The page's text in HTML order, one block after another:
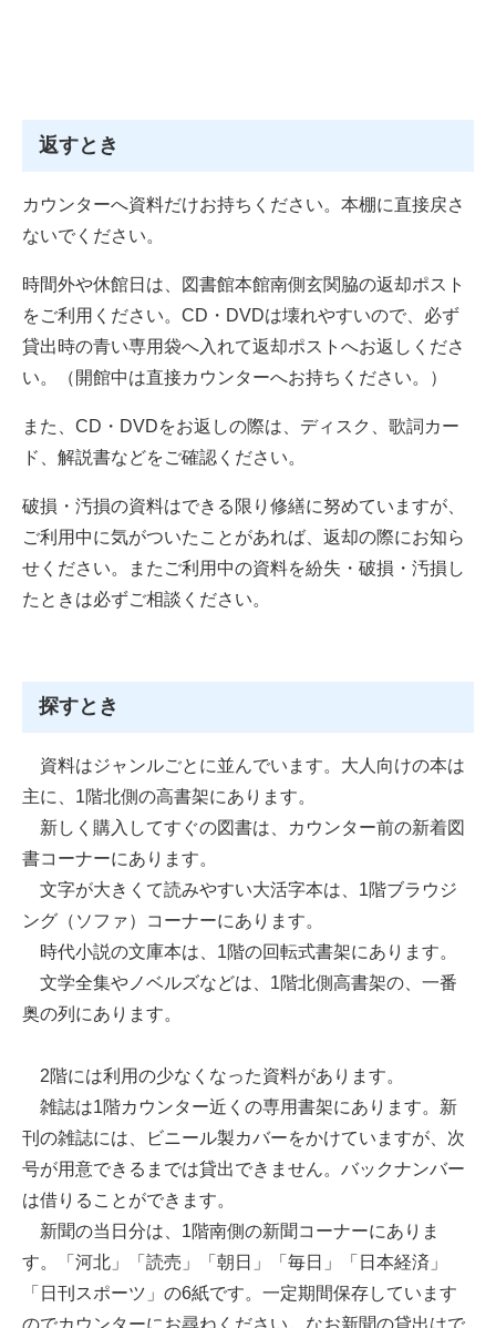
返すとき
カウンターへ資料だけお持ちください。本棚に直接戻さ
ないでください。
時間外や休館日は、図書館本館南側玄関脇の返却ポスト
をご利用ください。CD・DVDは壊れやすいので、必ず
貸出時の青い専用袋へ入れて返却ポストへお返しくださ
い。（開館中は直接カウンターへお持ちください。）
また、CD・DVDをお返しの際は、ディスク、歌詞カー
ド、解説書などをご確認ください。
破損・汚損の資料はできる限り修繕に努めていますが、
ご利用中に気がついたことがあれば、返却の際にお知ら
せください。またご利用中の資料を紛失・破損・汚損し
たときは必ずご相談ください。
探すとき
資料はジャンルごとに並んでいます。大人向けの本は
主に、1階北側の高書架にあります。
新しく購入してすぐの図書は、カウンター前の新着図
書コーナーにあります。
文字が大きくて読みやすい大活字本は、1階ブラウジ
ング（ソファ）コーナーにあります。
時代小説の文庫本は、1階の回転式書架にあります。
文学全集やノベルズなどは、1階北側高書架の、一番
奥の列にあります。
2階には利用の少なくなった資料があります。
雑誌は1階カウンター近くの専用書架にあります。新
刊の雑誌には、ビニール製カバーをかけていますが、次
号が用意できるまでは貸出できません。バックナンバー
は借りることができます。
新聞の当日分は、1階南側の新聞コーナーにありま
す。「河北」「読売」「朝日」「毎日」「日本経済」
「日刊スポーツ」の6紙です。一定期間保存しています